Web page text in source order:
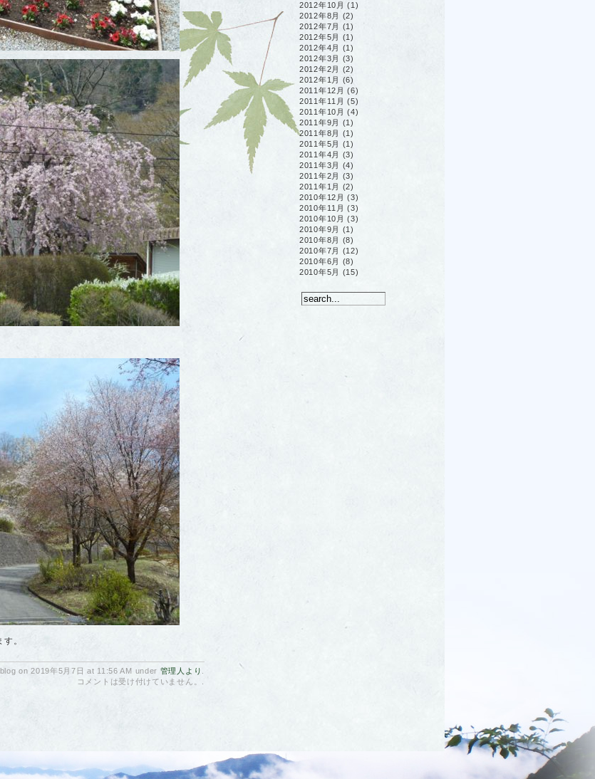
。
on 2019年5月7日 at 11:56 AM under 管理人より
コメントは受け付けていません。
2012年10月 (1)
2012年8月 (2)
2012年7月 (1)
2012年5月 (1)
2012年4月 (1)
2012年3月 (3)
2012年2月 (2)
2012年1月 (6)
2011年12月 (6)
2011年11月 (5)
2011年10月 (4)
2011年9月 (1)
2011年8月 (1)
2011年5月 (1)
2011年4月 (3)
2011年3月 (4)
2011年2月 (3)
2011年1月 (2)
2010年12月 (3)
2010年11月 (3)
2010年10月 (3)
2010年9月 (1)
2010年8月 (8)
2010年7月 (12)
2010年6月 (8)
2010年5月 (15)